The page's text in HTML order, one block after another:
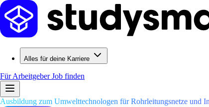
Alles für deine Karriere
Für ArbeitgeberJob finden
Ausbildung zum Umwelttechnologen für Rohrleitungsnetze und